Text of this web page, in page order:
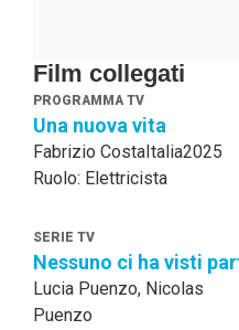
Film collegati
PROGRAMMA TV
Una nuova vita
Fabrizio CostaItalia2025
Ruolo: Elettricista
SERIE TV
Nessuno ci ha visti
Lucia Puenzo, Nicolas
Puenzo